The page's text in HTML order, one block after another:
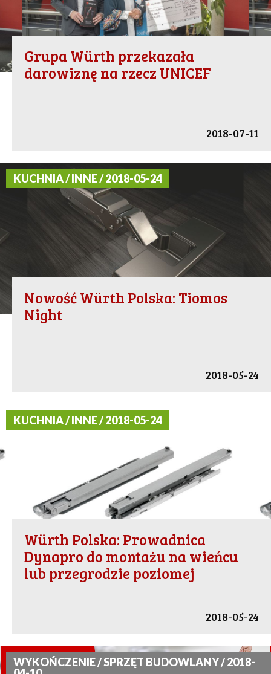
Grupa Würth przekazała
darowiznę na rzecz UNICEF
2018-07-11
KUCHNIA / INNE / 2018-05-24
Nowość Würth Polska: Tiomos
Night
2018-05-24
KUCHNIA / INNE / 2018-05-24
Würth Polska: Prowadnica
Dynapro do montażu na wieńcu
lub przegrodzie poziomej
2018-05-24
WYKOŃCZENIE / SPRZĘT BUDOWLANY / 2018-